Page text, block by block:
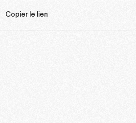
Copier le lien